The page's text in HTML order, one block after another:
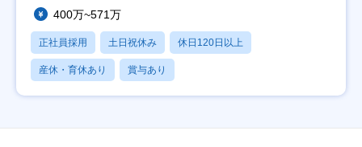
400万~571万
正社員採用 土日祝休み 休日120日以上
産休・育休あり 賞与あり